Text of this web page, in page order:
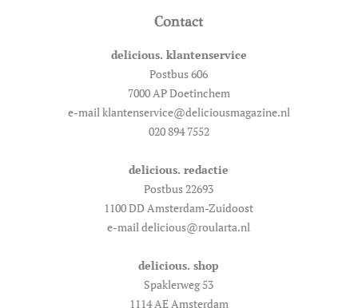
Contact
delicious. klantenservice
Postbus 606
7000 AP Doetinchem
e-mail klantenservice@deliciousmagazine.nl
020 894 7552
delicious. redactie
Postbus 22693
1100 DD Amsterdam-Zuidoost
e-mail delicious@roularta.nl
delicious. shop
Spaklerweg 53
1114 AE Amsterdam